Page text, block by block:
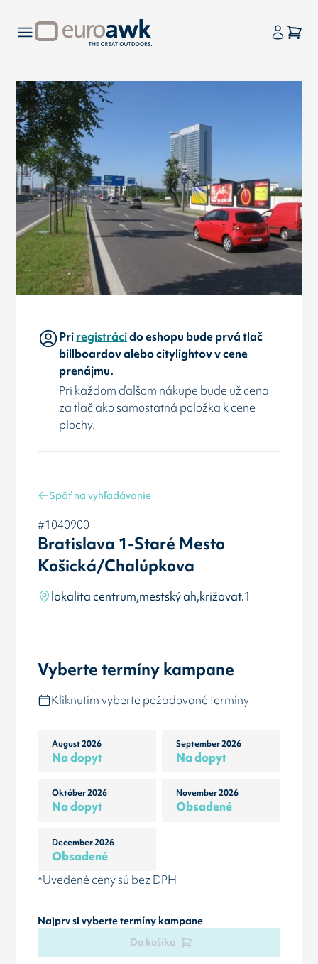
Priregistrácido eshopu bude prvá tlač
billboardov alebo citylightov v cene
prenájmu.
Pri každom ďalšom nákupe bude už cena
za tlač ako samostatná položka k cene
plochy.
Späť na vyhľadávanie
#1040900
Bratislava 1-Staré Mesto
Košická/Chalúpkova
lokalita centrum,mestský ah,križovat.1
Vyberte termíny kampane
Kliknutím vyberte požadované termíny
August 2026
Na dopyt
September 2026
Na dopyt
Október 2026
Na dopyt
November 2026
Obsadené
December 2026
Obsadené
*Uvedené ceny sú bez DPH
Najprv si vyberte termíny kampane
Do košíka